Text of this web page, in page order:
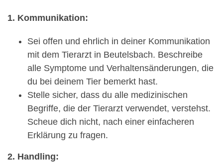
1. Kommunikation:
Sei offen und ehrlich in deiner Kommunikation
mit dem Tierarzt in Beutelsbach. Beschreibe
alle Symptome und Verhaltensänderungen, die
du bei deinem Tier bemerkt hast.
Stelle sicher, dass du alle medizinischen
Begriffe, die der Tierarzt verwendet, verstehst.
Scheue dich nicht, nach einer einfacheren
Erklärung zu fragen.
2. Handling: